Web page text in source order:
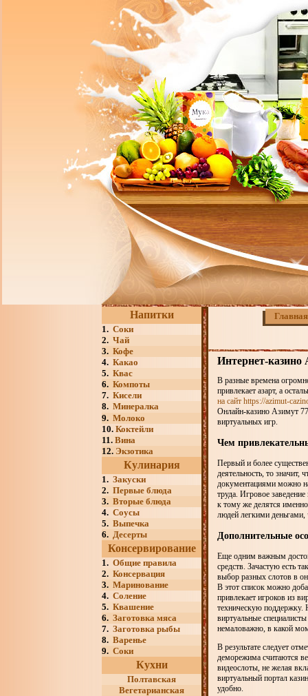
Напитки
1. Соки
2. Чай
3. Кофе
4. Какао
5. Квас
6. Компоты
7. Кисели
8. Минералка
9. Молоко
10. Коктейли
11. Вина
12. Экзотика
Кулинария
1. Закуски
2. Первые блюда
3. Вторые блюда
4. Соусы
5. Выпечка
6. Десерты
Консервирование
1. Общие правила
2. Консервация
3. Маринование
4. Соление
5. Квашение
6. Заготовка мяса
7. Заготовка рыбы
8. Варенье
9. Соки
Кухни
Полтавская
Вегетарианская
Главная
Интернет-казино
В разные времена
привлекает азарт, а
на сайт https://azimut-
Онлайн-казино Азимут
виртуальных игр.
Чем
Первый и более
деятельность, то
документациями можно
труда. Игровое
к тому же делятся
людей легкими
Дополнительные
Еще одним важным
средств. Зачастую есть
выбор разных слотов в
В этот список можно
привлекает игроков из
техническую поддержку.
виртуальные
немаловажно, в какой
В результате следует
деморежима считаются
видеослоты, не желая
виртуальный портал
удобно.